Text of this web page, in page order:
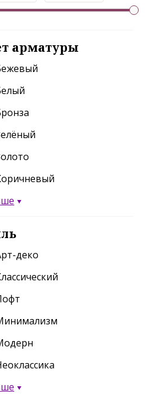
арматуры
деко